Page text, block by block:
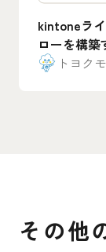
kintoneラ
ローを構築
トヨク
その他